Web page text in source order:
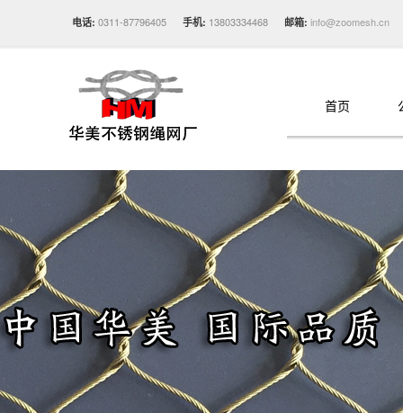
电话: 0311-87796405 手机: 13803334468 邮箱: info@zoomesh.cn
首页